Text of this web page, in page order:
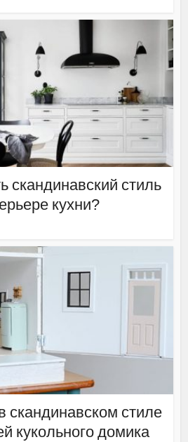
скандинавский стиль
кухни?
скандинавском стиле
кукольного домика